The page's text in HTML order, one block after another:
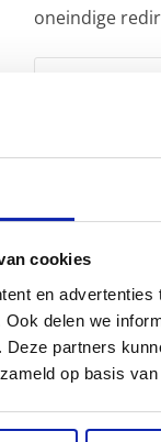
cookies
en
delen we
partners
op basis
oneindige
RewriteRule
Tot slot dient u
bewaard